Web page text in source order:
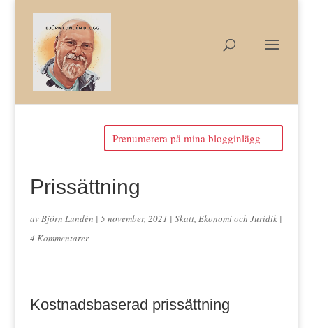
Prenumerera på mina blogginlägg
Prissättning
avBjörn Lundén | 5 november, 2021 | Skatt, Ekonomi och Juridik|
4 Kommentarer
Kostnadsbaserad prissättning